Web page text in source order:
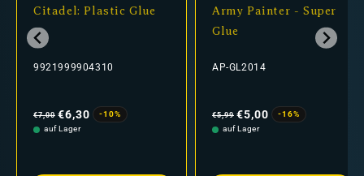
Citadel: Plastic Glue
9921999904310
Preis
€7,00 €6,30
-10%
auf Lager
Army Painter - Super
Glue
AP-GL2014
Preis
€5,99 €5,00
-16%
auf Lager